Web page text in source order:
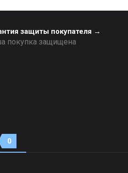
защиты покупателя →
покупка защищена
0